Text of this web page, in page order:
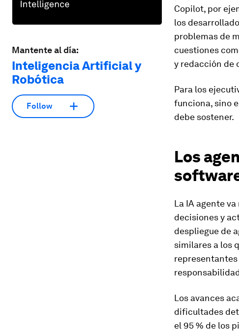
Mantente al día:
Inteligencia Artificial y
Robótica
Follow
Copilot, por
los
problemas de
cuestiones
y redacción de
Para los
funciona, sino
debe sostener.
Los
La IA agente
decisiones y
despliegue de
similares a los
Los avances
dificultades
el 95 % de los